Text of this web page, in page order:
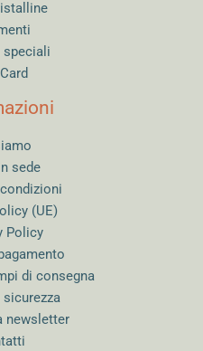
speciali
sede
(UE)
Policy
di consegna
sicurezza
newsletter